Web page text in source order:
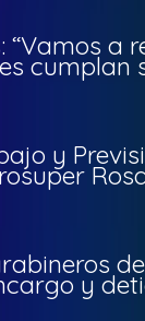
“Vamos a
cumplan
y
y